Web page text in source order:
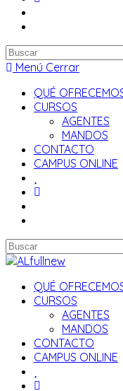
Buscar
en
web
Menú Cerrar
QUÉ
CURSOS
AGENTES
MANDOS
CONTACTO
CAMPUS ONLINE
QUÉ
CURSOS
AGENTES
MANDOS
CONTACTO
CAMPUS ONLINE